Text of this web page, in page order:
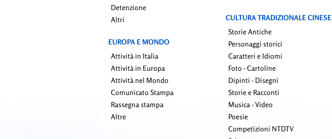
Detenzione
Altri
EUROPA E MONDO
Attività in Italia
Attività in Europa
Attività nel Mondo
Comunicato Stampa
Rassegna stampa
Altre
CULTURA TRADIZIONALE CINESE
Storie Antiche
Personaggi storici
Caratteri e Idiomi
Foto - Cartoline
Dipinti - Disegni
Storie e Racconti
Musica - Video
Poesie
Competizioni NTDTV